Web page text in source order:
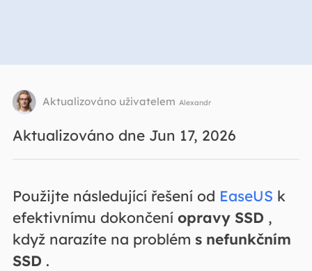
Aktualizováno uživatelem Alexandr
Aktualizováno dne Jun 17, 2026
Použijte následující řešení od EaseUS k
efektivnímu dokončení opravy SSD ,
když narazíte na problém s nefunkčním
SSD .